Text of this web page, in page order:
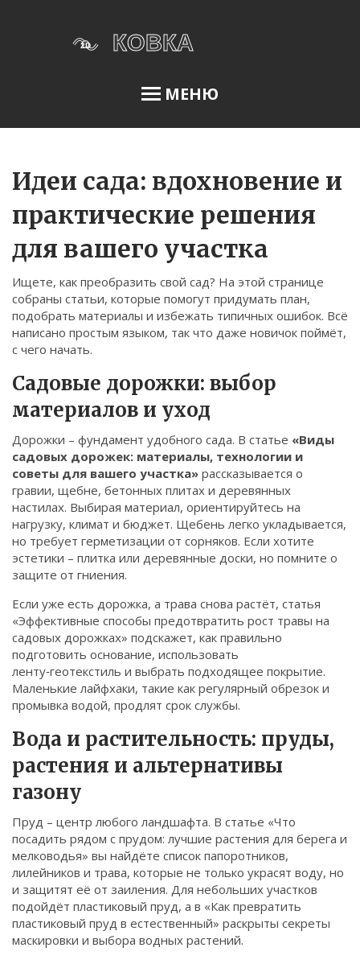
МЕНЮ
Меню
О нас
Условия использования
Политика конфиденциальности
ФЗ-152
Связаться
© 2026. Все права защищены.
Идеи сада: вдохновение и
практические решения
для вашего участка
Ищете, как преобразить свой сад? На этой странице
собраны статьи, которые помогут придумать план,
подобрать материалы и избежать типичных ошибок. Всё
написано простым языком, так что даже новичок поймёт,
с чего начать.
Садовые дорожки: выбор
материалов и уход
Дорожки – фундамент удобного сада. В статье «Виды
садовых дорожек: материалы, технологии и
советы для вашего участка» рассказывается о
гравии, щебне, бетонных плитах и деревянных
настилах. Выбирая материал, ориентируйтесь на
нагрузку, климат и бюджет. Щебень легко укладывается,
но требует герметизации от сорняков. Если хотите
эстетики – плитка или деревянные доски, но помните о
защите от гниения.
Если уже есть дорожка, а трава снова растёт, статья
«Эффективные способы предотвратить рост травы на
садовых дорожках» подскажет, как правильно
подготовить основание, использовать
ленту‑геотекстиль и выбрать подходящее покрытие.
Маленькие лайфхаки, такие как регулярный обрезок и
промывка водой, продлят срок службы.
Вода и растительность: пруды,
растения и альтернативы
газону
Пруд – центр любого ландшафта. В статье «Что
посадить рядом с прудом: лучшие растения для берега и
мелководья» вы найдёте список папоротников,
лилейников и трава, которые не только украсят воду, но
и защитят её от заиления. Для небольших участков
подойдёт пластиковый пруд, а в «Как превратить
пластиковый пруд в естественный» раскрыты секреты
маскировки и выбора водных растений.